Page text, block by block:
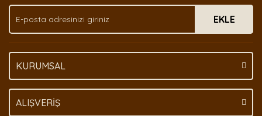
Bu ürüne benzer farklı alternatifler olmalı.
EKLE
KURUMSAL
ALIŞVERİŞ